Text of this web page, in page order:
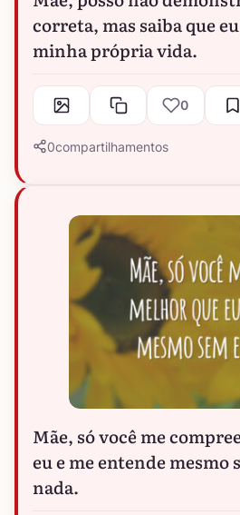
correta, mas saiba que
minha própria vida.
0
0compartilhamentos
Mãe, só você me
eu e me entende mesmo
nada.